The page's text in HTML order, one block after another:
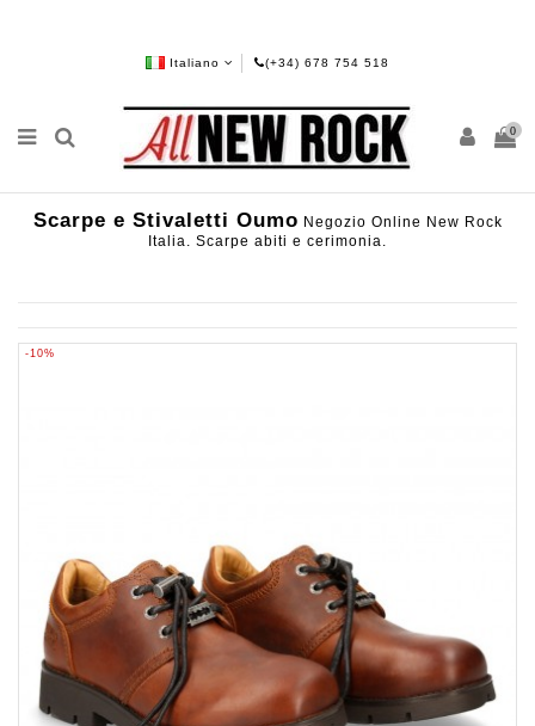
Italiano (+34) 678 754 518
0
Scarpe e Stivaletti Oumo Negozio Online New Rock
Italia. Scarpe abiti e cerimonia.
-10%